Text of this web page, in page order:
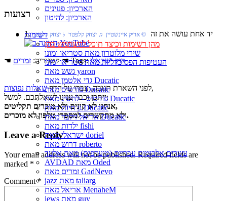
הארכיון: פנזינים
הארכיון: להיטון
רשימות
מהן רשימות וכיצד תוכל להשתמש בהן
שירי מלוטרון מאת סטריאו ומונו
העטיפות הפסיכדליות מאת סטריאו ומונו
גשש מאת yaron
גדי אלטמן מאת Ducatic
פורטיס מאת Ducatic
פורטיס - להשיג מאת Ducatic
גן חיות מאת Ducatic
אריאל זילבר מאת Ducatic
ילדות מאת fishi
ישראלי מאת doriel
דרוש מאת roberto
עשרים אלבומים עבריים (מועדפים) מאת אלעד
AVDAD מאת Oded
זמרים מאת GadNevo
jazz מאת taliarg
אריאל מאת MenaheM
jews מאת guy
רצועות
1. יד אחת עושה את זה © אריק איינשטיין ♫ יצחק קלפטר ♭ יצחק קלפטר
☚ קטגוריה: זמרים ☚ Tags:רוק ישראלי
לפני השארת תגובה, עברו על הדףשאלות נפוצות
,
ייתכן וכבר ענינו לשאלתכם. למשל:
אנחנו לא קונים ולא מוכרים תקליטים,
ולא מתקשרים למספרי טלפון לא מוכרים.
Leave a Reply
Your email address will not be published. Required fields are
marked *
Comment*